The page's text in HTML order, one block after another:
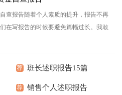
自查报告随着个人素质的提升，报告不再
在写报告的时候要避免篇幅过长。我敢
荐 班长述职报告15篇
荐 销售个人述职报告